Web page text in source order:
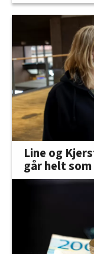
Line og
går helt